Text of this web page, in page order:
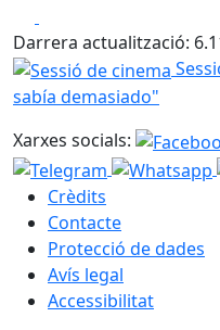
Darrera actualització:
Sessió de cinema
sabía demasiado"
Xarxes socials:
Crèdits
Contacte
Protecció de dades
Avís legal
Accessibilitat